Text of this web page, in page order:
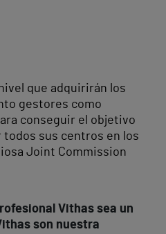
que adquirirán los
gestores como
conseguir el objetivo
sus centros en los
Joint Commission
Vithas sea un
son nuestra